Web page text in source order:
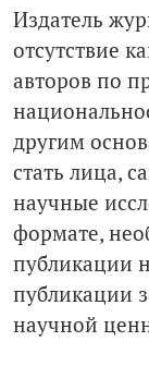
Издатель
отсутствие
авторов по
другим
стать лица,
научные
формате,
публикации
публикации
научной